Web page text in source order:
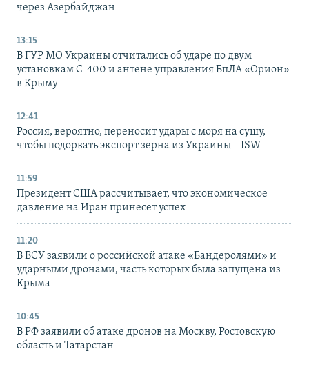
через Азербайджан
13:15
В ГУР МО Украины отчитались об ударе по двум
установкам С-400 и антене управления БпЛА «Орион»
в Крыму
12:41
Россия, вероятно, переносит удары с моря на сушу,
чтобы подорвать экспорт зерна из Украины – ISW
11:59
Президент США рассчитывает, что экономическое
давление на Иран принесет успех
11:20
В ВСУ заявили о российской атаке «Бандеролями» и
ударными дронами, часть которых была запущена из
Крыма
10:45
В РФ заявили об атаке дронов на Москву, Ростовскую
область и Татарстан